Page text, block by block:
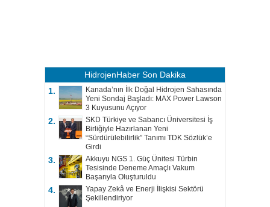
HidrojenHaber Son Dakika
1.
Kanada’nın İlk Doğal Hidrojen Sahasında
Yeni Sondaj Başladı: MAX Power Lawson
3 Kuyusunu Açıyor
2.
SKD Türkiye ve Sabancı Üniversitesi İş
Birliğiyle Hazırlanan Yeni
“Sürdürülebilirlik” Tanımı TDK Sözlük’e
Girdi
3.
Akkuyu NGS 1. Güç Ünitesi Türbin
Tesisinde Deneme Amaçlı Vakum
Başarıyla Oluşturuldu
4.
Yapay Zekâ ve Enerji İlişkisi Sektörü
Şekillendiriyor